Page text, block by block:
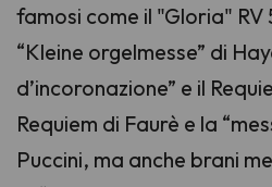
famosi come il "Gloria" RV
“Kleine orgelmesse” di
d’incoronazione” e il
Requiem di Faurè e la
Puccini, ma anche brani